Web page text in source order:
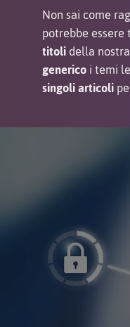
Non sai come
potrebbe
titolidella
genericoi temi
singoli articoli